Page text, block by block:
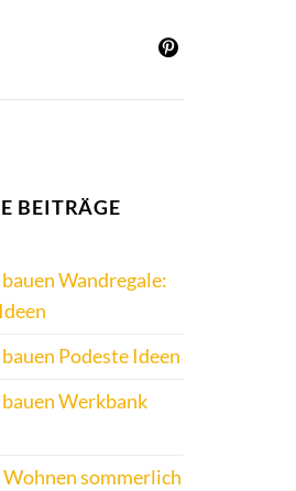
BEITRÄGE
Wandregale:
Podeste Ideen
Werkbank
Wohnen sommerlich